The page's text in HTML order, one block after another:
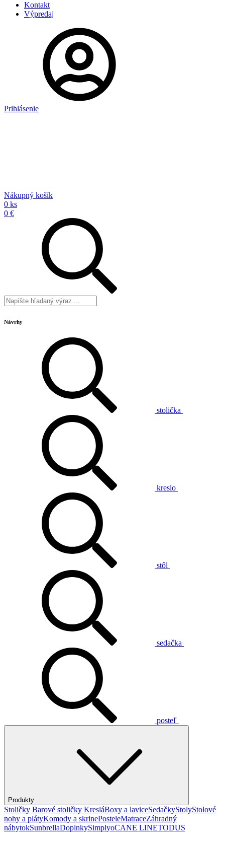
Kontakt
Výpredaj
Prihlásenie
Nákupný košík
0 ks
0 €
Návrhy
stolička
kreslo
stôl
sedačka
posteľ
Produkty
Stoličky Barové stoličky KresláBoxy a laviceSedačkyStolyStolové
nohy a plátyKomody a skrinePosteleMatraceZáhradný
nábytokSunbrellaDoplnkySimplyoCANE LINETODUS